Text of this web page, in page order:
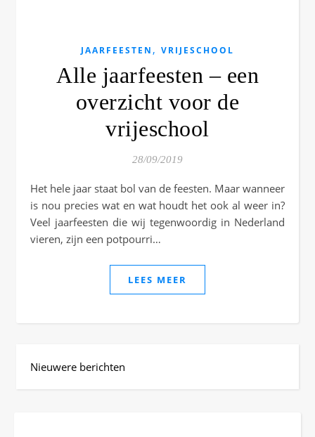
JAARFEESTEN , VRIJESCHOOL
Alle jaarfeesten – een
overzicht voor de
vrijeschool
28/09/2019
Het hele jaar staat bol van de feesten. Maar wanneer
is nou precies wat en wat houdt het ook al weer in?
Veel jaarfeesten die wij tegenwoordig in Nederland
vieren, zijn een potpourri…
LEES MEER
Nieuwere berichten